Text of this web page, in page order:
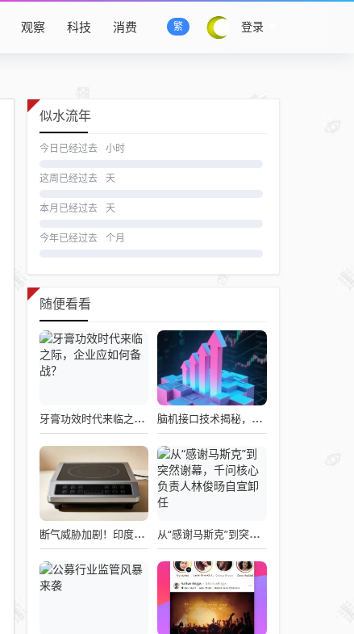
登录
繁
观察 科技 消费
似水流年
今日已经过去 小时
这周已经过去 天
本月已经过去 天
今年已经过去 个月
随便看看
牙膏功效时代来临之际，企业应如何备战？ 脑机接口技术揭秘，引领读心术革命的领跑者大盘点
断气威胁加剧！印度民众疯抢电磁炉 制造商将从中国空运部件 从“感谢马斯克”到突然谢幕，千问核心负责人林俊旸自宣卸任